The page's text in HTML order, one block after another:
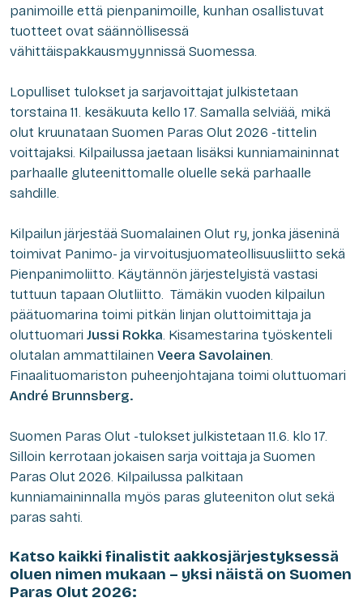
panimoille että pienpanimoille, kunhan osallistuvat
tuotteet ovat säännöllisessä
vähittäispakkausmyynnissä Suomessa.
Lopulliset tulokset ja sarjavoittajat julkistetaan
torstaina 11. kesäkuuta kello 17. Samalla selviää, mikä
olut kruunataan Suomen Paras Olut 2026 -tittelin
voittajaksi. Kilpailussa jaetaan lisäksi kunniamaininnat
parhaalle gluteenittomalle oluelle sekä parhaalle
sahdille.
Kilpailun järjestää Suomalainen Olut ry, jonka jäseninä
toimivat Panimo- ja virvoitusjuomateollisuusliitto sekä
Pienpanimoliitto. Käytännön järjestelyistä vastasi
tuttuun tapaan Olutliitto. Tämäkin vuoden kilpailun
päätuomarina toimi pitkän linjan oluttoimittaja ja
oluttuomari Jussi Rokka. Kisamestarina työskenteli
olutalan ammattilainen Veera Savolainen.
Finaalituomariston puheenjohtajana toimi oluttuomari
André Brunnsberg.
Suomen Paras Olut -tulokset julkistetaan 11.6. klo 17.
Silloin kerrotaan jokaisen sarja voittaja ja Suomen
Paras Olut 2026. Kilpailussa palkitaan
kunniamaininnalla myös paras gluteeniton olut sekä
paras sahti.
Katso kaikki finalistit aakkosjärjestyksessä
oluen nimen mukaan – yksi näistä on Suomen
Paras Olut 2026: